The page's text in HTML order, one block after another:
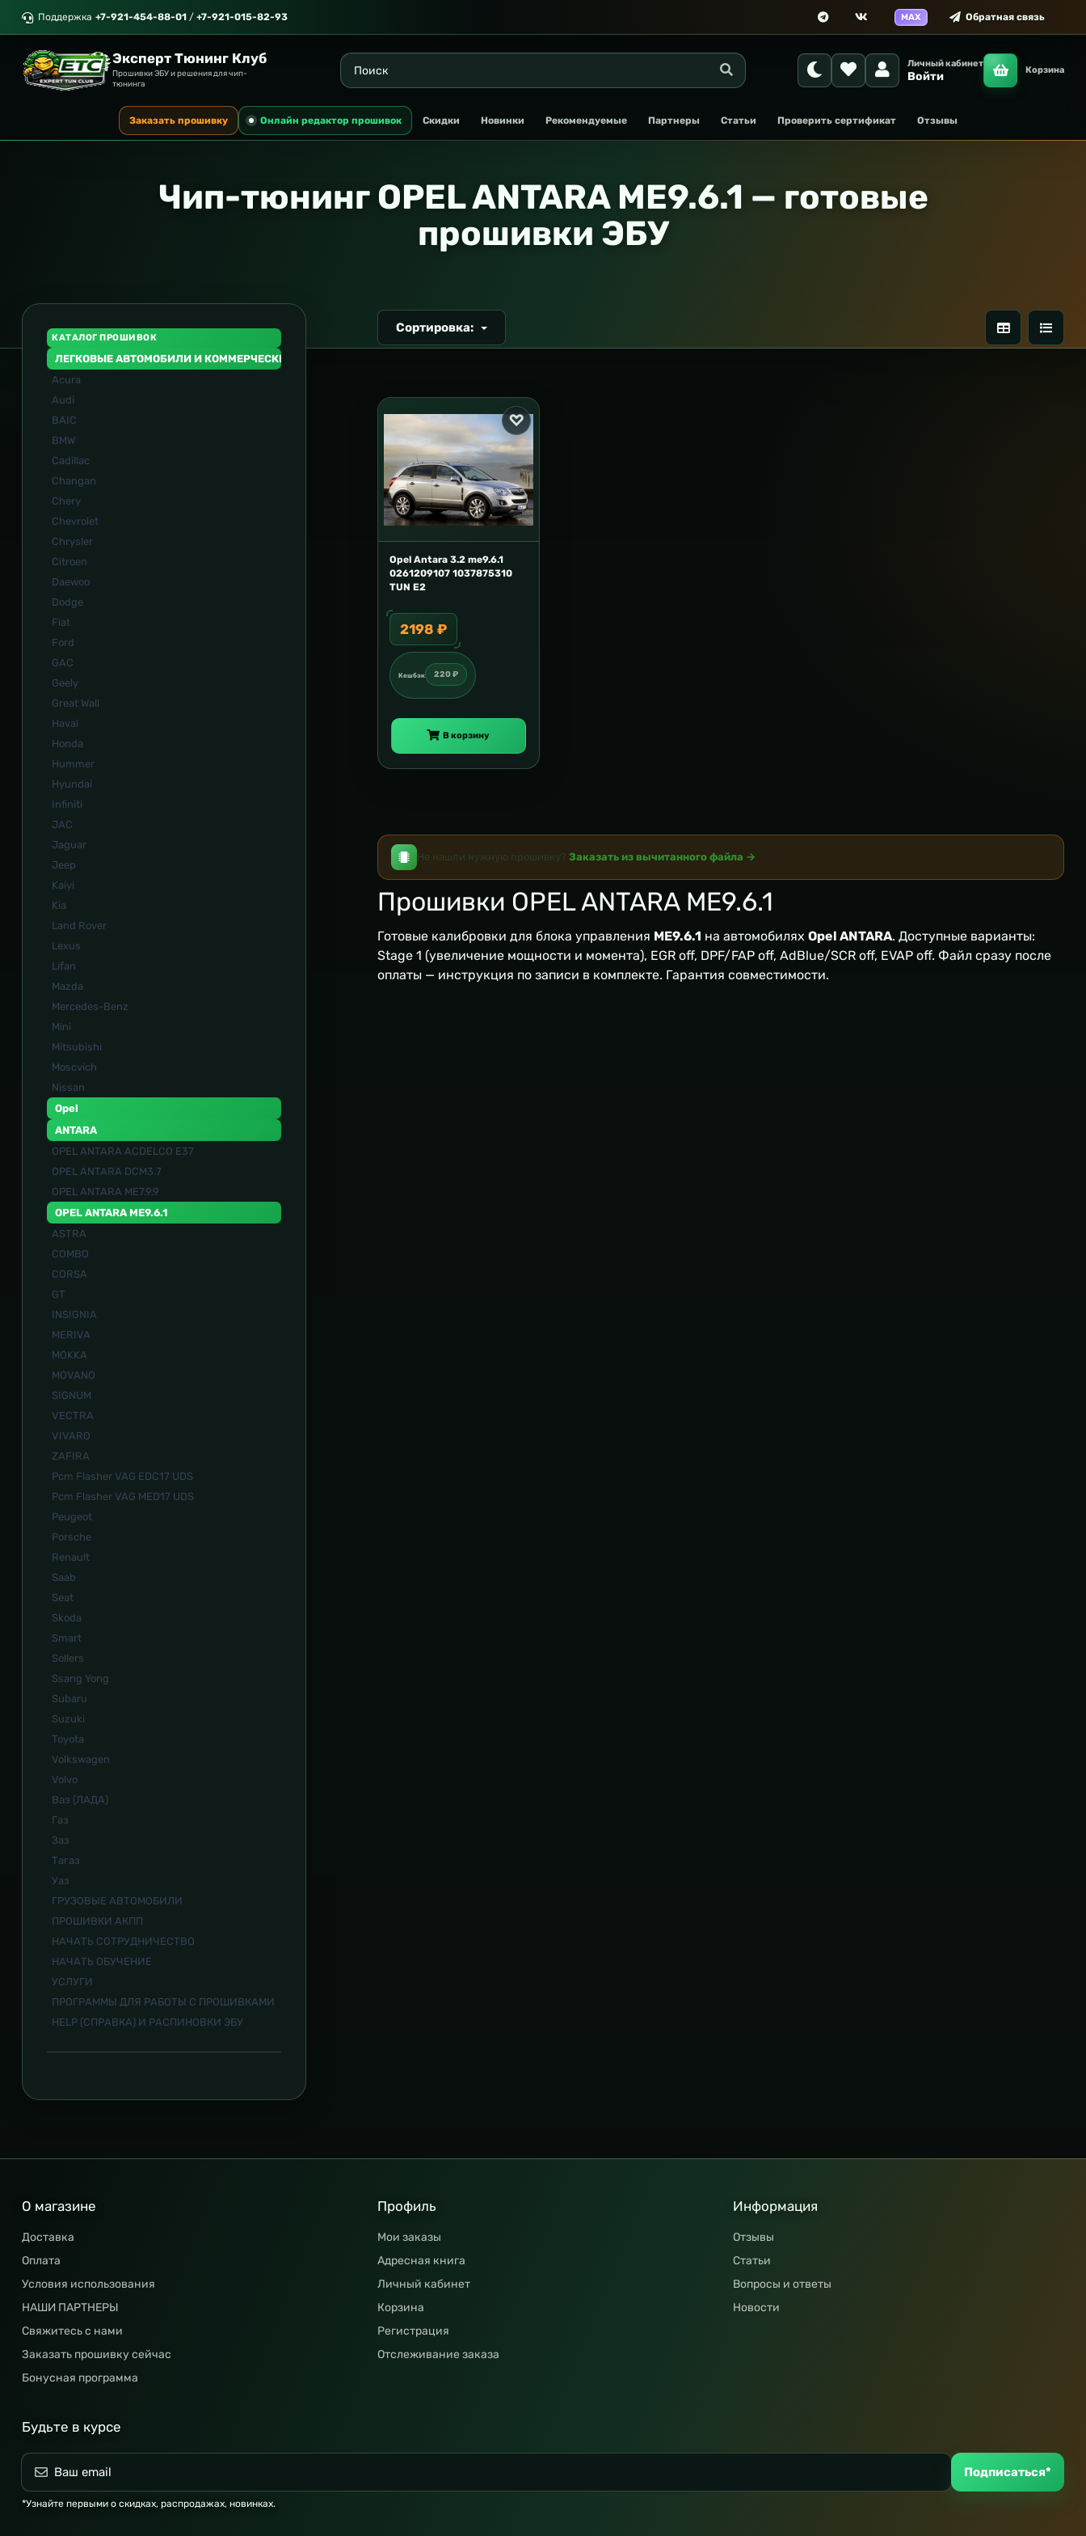
Поддержка +7-921-454-88-01 / +7-921-015-82-93 MAX Обратная связь
Эксперт Тюнинг Клуб
Прошивки ЭБУ и решения для чип-
тюнинга
Личный кабинет
Войти Корзина
Заказать прошивку Онлайн редактор прошивок Скидки Новинки Рекомендуемые Партнеры Статьи Проверить сертификат Отзывы
Чип-тюнинг OPEL ANTARA ME9.6.1 — готовые
прошивки ЭБУ
КАТАЛОГ ПРОШИВОК
ЛЕГКОВЫЕ АВТОМОБИЛИ И КОММЕРЧЕСКИЙ ТРАНСПОРТ
Acura
Audi
BAIC
BMW
Cadillac
Changan
Chery
Chevrolet
Chrysler
Citroen
Daewoo
Dodge
Fiat
Ford
GAC
Geely
Great Wall
Haval
Honda
Hummer
Hyundai
Infiniti
JAC
Jaguar
Jeep
Kaiyi
Kia
Land Rover
Lexus
Lifan
Mazda
Mercedes-Benz
Mini
Mitsubishi
Moscvich
Nissan
Opel
ANTARA
OPEL ANTARA ACDELCO E37
OPEL ANTARA DCM3.7
OPEL ANTARA ME7.9.9
OPEL ANTARA ME9.6.1
ASTRA
COMBO
CORSA
GT
INSIGNIA
MERIVA
MOKKA
MOVANO
SIGNUM
VECTRA
VIVARO
ZAFIRA
Pcm Flasher VAG EDC17 UDS
Pcm Flasher VAG MED17 UDS
Peugeot
Porsche
Renault
Saab
Seat
Skoda
Smart
Sollers
Ssang Yong
Subaru
Suzuki
Toyota
Volkswagen
Volvo
Ваз (ЛАДА)
Газ
Заз
Тагаз
Уаз
ГРУЗОВЫЕ АВТОМОБИЛИ
ПРОШИВКИ АКПП
НАЧАТЬ СОТРУДНИЧЕСТВО
НАЧАТЬ ОБУЧЕНИЕ
УСЛУГИ
ПРОГРАММЫ ДЛЯ РАБОТЫ С ПРОШИВКАМИ
HELP (СПРАВКА) И РАСПИНОВКИ ЭБУ
Сортировка:
Opel Antara 3.2 me9.6.1
0261209107 1037875310
TUN E2
2198 ₽
Кешбэк 220 ₽
В корзину
Не нашли нужную прошивку? Заказать из вычитанного файла →
Прошивки OPEL ANTARA ME9.6.1
Готовые калибровки для блока управления ME9.6.1 на автомобилях Opel ANTARA. Доступные варианты:
Stage 1 (увеличение мощности и момента), EGR off, DPF/FAP off, AdBlue/SCR off, EVAP off. Файл сразу после
оплаты — инструкция по записи в комплекте. Гарантия совместимости.
О магазине
Доставка
Оплата
Условия использования
НАШИ ПАРТНЕРЫ
Свяжитесь с нами
Заказать прошивку сейчас
Бонусная программа
Профиль
Мои заказы
Адресная книга
Личный кабинет
Корзина
Регистрация
Отслеживание заказа
Информация
Отзывы
Статьи
Вопросы и ответы
Новости
Будьте в курсе
Подписаться*
*Узнайте первыми о скидках, распродажах, новинках.